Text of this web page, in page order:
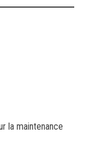
la maintenance